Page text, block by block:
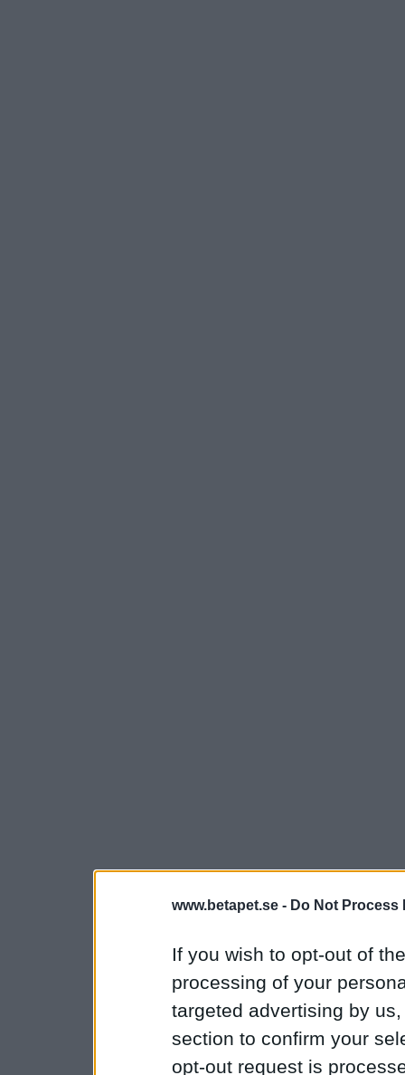
www.betapet.se - Do Not Process
If you wish to opt-out of
processing of your
targeted advertising by
section to confirm your
opt-out request is